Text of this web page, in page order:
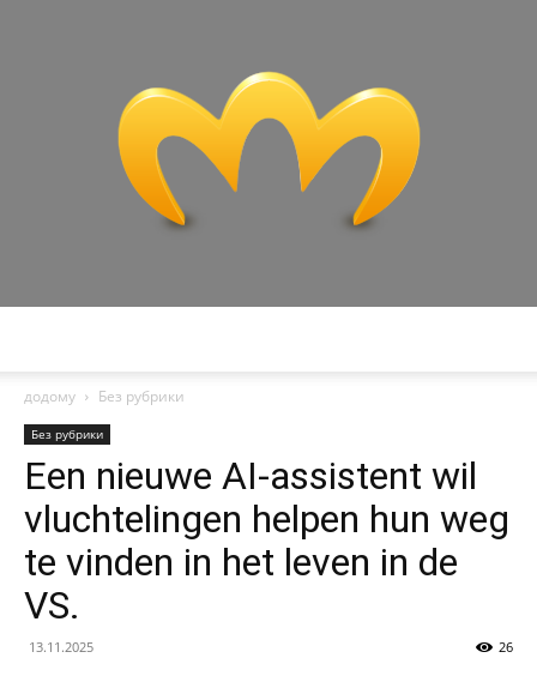
додому
Без рубрики
Без рубрики
Een nieuwe AI-assistent wil
vluchtelingen helpen hun weg
te vinden in het leven in de
VS.
13.11.2025 26